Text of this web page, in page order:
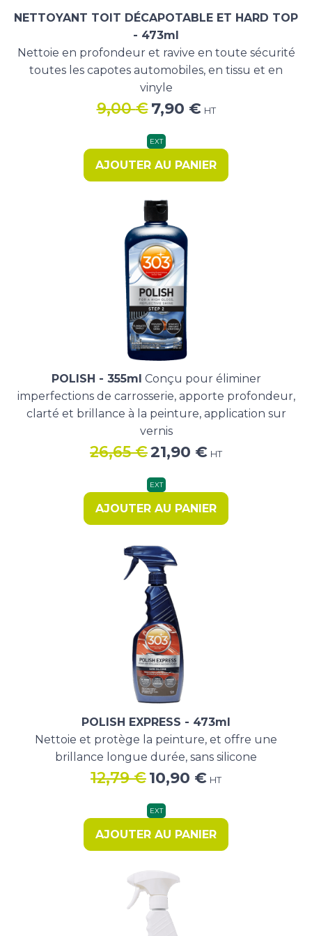
NETTOYANT TOIT DÉCAPOTABLE ET HARD TOP
- 473ml
Nettoie en profondeur et ravive en toute sécurité
toutes les capotes automobiles, en tissu et en
vinyle
9,00€ Le
initial
7,90 €Le
7,90 €.
HT
EXT
AJOUTER AU PANIER
POLISH - 355ml Conçu pour éliminer
imperfections de carrosserie, apporte profondeur,
clarté et brillance à la peinture, application sur
vernis
26,65€ Le
initial
21,90 €Le
est :
21,90 €.
HT
EXT
AJOUTER AU PANIER
POLISH EXPRESS - 473ml
Nettoie et protège la peinture, et offre une
brillance longue durée, sans silicone
12,79€ Le
initial
10,90 €Le
est :
10,90 €.
HT
EXT
AJOUTER AU PANIER